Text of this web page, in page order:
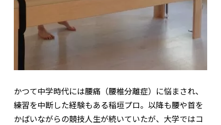
かつて中学時代には腰痛（腰椎分離症）に悩まされ、
練習を中断した経験もある稲垣プロ。以降も腰や首を
かばいながらの競技人生が続いていたが、大学ではコ